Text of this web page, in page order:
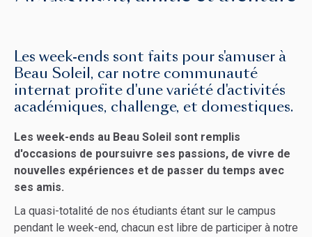
Les week-ends sont faits pour s'amuser à
Beau Soleil, car notre communauté
internat profite d'une variété d'activités
académiques, challenge, et domestiques.
Les week-ends au Beau Soleil sont remplis
d'occasions de poursuivre ses passions, de vivre de
nouvelles expériences et de passer du temps avec
ses amis.
La quasi-totalité de nos étudiants étant sur le campus
pendant le week-end, chacun est libre de participer à notre